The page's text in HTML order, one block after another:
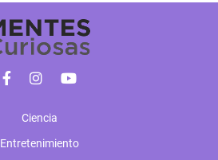
Ciencia
Entretenimiento